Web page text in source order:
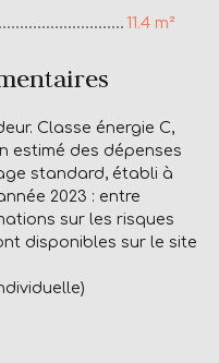
11.4 m²
Classe énergie C,
estimé des dépenses
standard, établi à
2023 : entre
sur les risques
disponibles sur le site